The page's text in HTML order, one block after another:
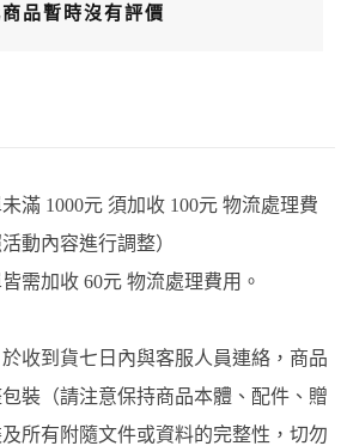
品暫時沒有評價
滿 1000元 須加收 100元 物流處理費
動內容進行調整）
需加收 60元 物流處理費用。
收到貨七日內與客服人員連絡，商品
裝（請注意保持商品本體、配件、贈
所有附隨文件或資料的完整性，切勿